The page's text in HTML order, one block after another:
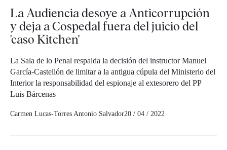
La Audiencia desoye a Anticorrupción
y deja a Cospedal fuera del juicio del
'caso Kitchen'
La Sala de lo Penal respalda la decisión del instructor Manuel
García-Castellón de limitar a la antigua cúpula del Ministerio del
Interior la responsabilidad del espionaje al extesorero del PP
Luis Bárcenas
Carmen Lucas-Torres Antonio Salvador20 / 04 / 2022